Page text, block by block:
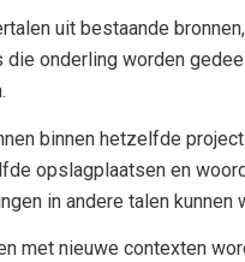
uit bestaande
onderling worden
binnen hetzelfde
opslagplaatsen en
in andere talen kunnen
met nieuwe contexten